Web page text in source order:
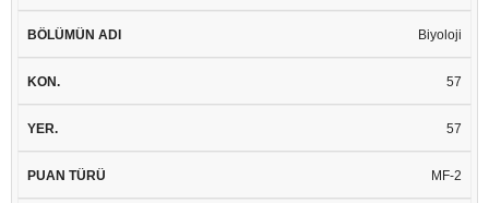
Biyoloji
57
57
MF-2